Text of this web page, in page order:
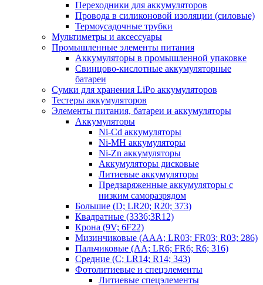
Переходники для аккумуляторов
Провода в силиконовой изоляции (силовые)
Термоусадочные трубки
Мультиметры и аксессуары
Промышленные элементы питания
Аккумуляторы в промышленной упаковке
Свинцово-кислотные аккумуляторные
батареи
Сумки для хранения LiPo аккумуляторов
Тестеры аккумуляторов
Элементы питания, батареи и аккумуляторы
Аккумуляторы
Ni-Cd аккумуляторы
Ni-MH аккумуляторы
Ni-Zn аккумуляторы
Аккумуляторы дисковые
Литиевые аккумуляторы
Предзаряженные аккумуляторы с
низким саморазрядом
Большие (D; LR20; R20; 373)
Квадратные (3336;3R12)
Крона (9V; 6F22)
Мизинчиковые (AAA; LR03; FR03; R03; 286)
Пальчиковые (AA; LR6; FR6; R6; 316)
Средние (C; LR14; R14; 343)
Фотолитиевые и спецэлементы
Литиевые спецэлементы